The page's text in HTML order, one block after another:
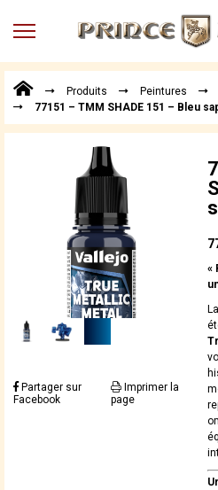
MENU
Points
de
Vente
Actualités
Téléchargements
Techniques,
trucs et
astuces
Vidéos
Produits Peintures
77151 – TMM SHADE 151 – Bleu
Partager sur
Facebook
Imprimer la
page
«